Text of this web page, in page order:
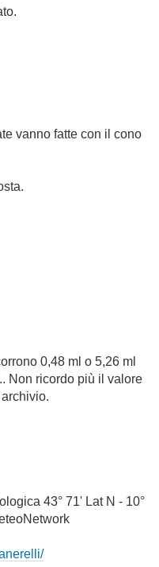
vanno fatte con il cono
0,48 ml o 5,26 ml
Non ricordo più il valore
43° 71' Lat N - 10°